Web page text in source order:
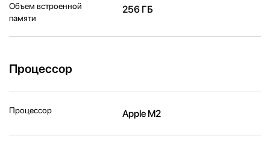
Объем встроенной
памяти
256 ГБ
Процессор
Процессор Apple M2